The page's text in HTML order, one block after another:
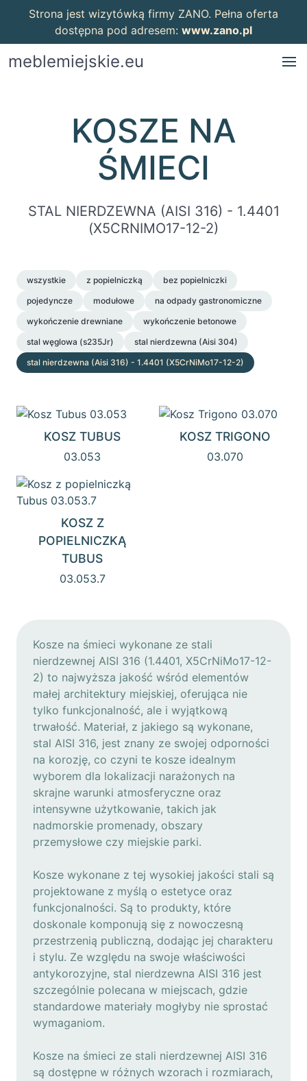
Strona jest wizytówką firmy ZANO. Pełna oferta
dostępna pod adresem: www.zano.pl
meblemiejskie.eu
KOSZE NA
ŚMIECI
STAL NIERDZEWNA (AISI 316) - 1.4401
(X5CRNIMO17-12-2)
wszystkie z popielniczką
bez popielniczki
pojedyncze
modułowe
na odpady gastronomiczne
wykończenie drewniane
wykończenie betonowe
stal węglowa (s235Jr)
stal nierdzewna (Aisi 304)
stal nierdzewna (Aisi 316) - 1.4401 (X5CrNiMo17-12-2)
KOSZ TUBUS
03.053
KOSZ TRIGONO
03.070
KOSZ Z
POPIELNICZKĄ
TUBUS
03.053.7
Kosze na śmieci wykonane ze stali
nierdzewnej AISI 316 (1.4401, X5CrNiMo17-12-
2) to najwyższa jakość wśród elementów
małej architektury miejskiej, oferująca nie
tylko funkcjonalność, ale i wyjątkową
trwałość. Materiał, z jakiego są wykonane,
stal AISI 316, jest znany ze swojej odporności
na korozję, co czyni te kosze idealnym
wyborem dla lokalizacji narażonych na
skrajne warunki atmosferyczne oraz
intensywne użytkowanie, takich jak
nadmorskie promenady, obszary
przemysłowe czy miejskie parki.
Kosze wykonane z tej wysokiej jakości stali są
projektowane z myślą o estetyce oraz
funkcjonalności. Są to produkty, które
doskonale komponują się z nowoczesną
przestrzenią publiczną, dodając jej charakteru
i stylu. Ze względu na swoje właściwości
antykorozyjne, stal nierdzewna AISI 316 jest
szczególnie polecana w miejscach, gdzie
standardowe materiały mogłyby nie sprostać
wymaganiom.
Kosze na śmieci ze stali nierdzewnej AISI 316
są dostępne w różnych wzorach i rozmiarach,